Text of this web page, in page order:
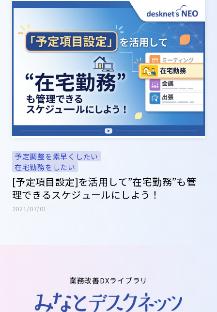
予定調整を素早くしたい
在宅勤務をしたい
[予定項目設定]を活用して”在宅勤務”も管
理できるスケジュールにしよう！
2021/07/01
業務改善DXライブラリ